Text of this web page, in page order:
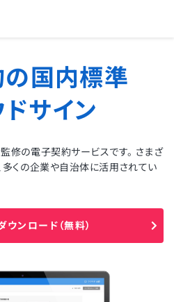
国内標準
サイン
修の電子契約サービスです。 さまざ
多くの企業や自治体に活用されてい
ンロード（無料）